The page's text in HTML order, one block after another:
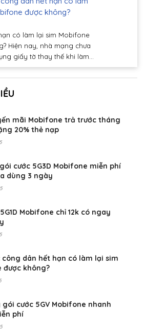
được không?
có làm lại sim Mobifone
Hiện nay, nhà mạng chưa
giấy tờ thay thế khi làm...
mãi Mobifone trả trước tháng
20% thẻ nạp
cước 5G3D Mobifone miễn phí
dùng 3 ngày
Mobifone chỉ 12k có ngay
công dân hết hạn có làm lại sim
được không?
gói cước 5GV Mobifone nhanh
phí